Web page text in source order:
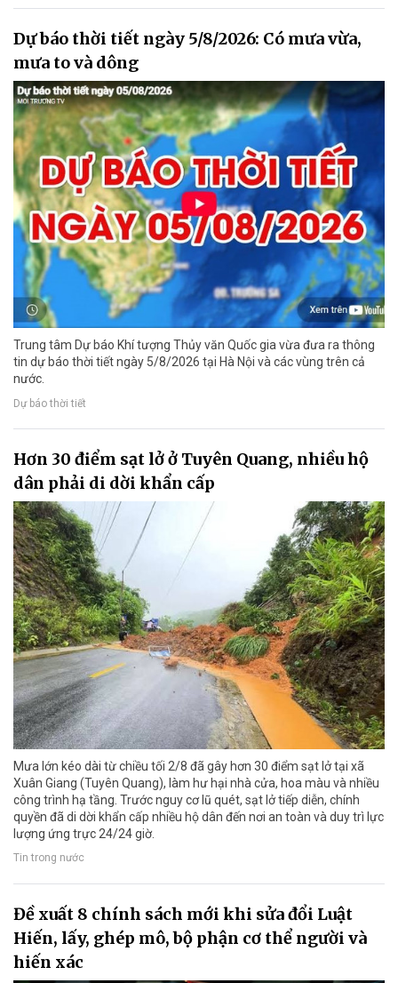
Dự báo thời tiết ngày 5/8/2026: Có mưa vừa,
mưa to và dông
Trung tâm Dự báo Khí tượng Thủy văn Quốc gia vừa đưa ra thông
tin dự báo thời tiết ngày 5/8/2026 tại Hà Nội và các vùng trên cả
nước.
Dự báo thời tiết
Hơn 30 điểm sạt lở ở Tuyên Quang, nhiều hộ
dân phải di dời khẩn cấp
Mưa lớn kéo dài từ chiều tối 2/8 đã gây hơn 30 điểm sạt lở tại xã
Xuân Giang (Tuyên Quang), làm hư hại nhà cửa, hoa màu và nhiều
công trình hạ tầng. Trước nguy cơ lũ quét, sạt lở tiếp diễn, chính
quyền đã di dời khẩn cấp nhiều hộ dân đến nơi an toàn và duy trì lực
lượng ứng trực 24/24 giờ.
Tin trong nước
Đề xuất 8 chính sách mới khi sửa đổi Luật
Hiến, lấy, ghép mô, bộ phận cơ thể người và
hiến xác